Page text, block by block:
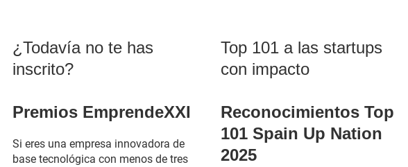
¿Todavía no te has
inscrito?
Premios EmprendeXXI
Si eres una empresa innovadora de
base tecnológica con menos de tres
Top 101 a las startups
con impacto
Reconocimientos Top
101 Spain Up Nation
2025